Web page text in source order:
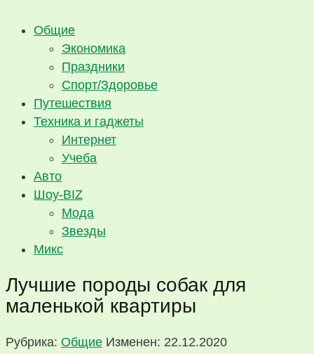
Общие
Экономика
Праздники
Спорт/Здоровье
Путешествия
Техника и гаджеты
Интернет
Учеба
Авто
Шоу-BIZ
Мода
Звезды
Микс
Лучшие породы собак для
маленькой квартиры
Рубрика: Общие Изменен: 22.12.2020